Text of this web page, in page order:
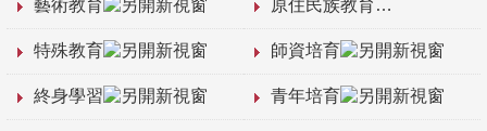
藝術教育 原住民族教育
特殊教育 師資培育
終身學習 青年培育